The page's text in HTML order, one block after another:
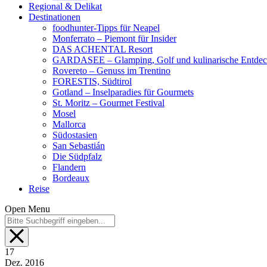
Regional & Delikat
Destinationen
foodhunter-Tipps für Neapel
Monferrato – Piemont für Insider
DAS ACHENTAL Resort
GARDASEE – Glamping, Golf und kulinarische
Rovereto – Genuss im Trentino
FORESTIS, Südtirol
Gotland – Inselparadies für Gourmets
St. Moritz – Gourmet Festival
Mosel
Mallorca
Südostasien
San Sebastián
Die Südpfalz
Flandern
Bordeaux
Reise
Open Menu
17
Dez. 2016